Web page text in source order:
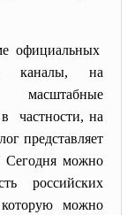
официальных
каналы, на
масштабные
частности, на
представляет
Сегодня можно
российских
можно